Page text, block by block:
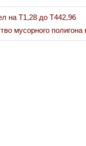
на Т1,28 до Т442,96
мусорного полигона